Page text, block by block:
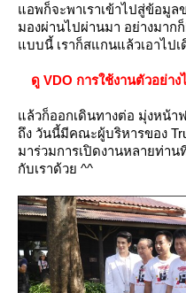
อพก็จะพาเราเข้าไปสู่ข้อมู
มองผ่านไปผ่านมา อย่างมาก
บบนี้ เราก็สแกนแล้วเอาไปเ
ดู VDO การใช้งานตัวอย่า
ล้วก็ออกเดินทางต่อ มุ่งหน้า
ถึง วันนี้มีคณะผู้บริหารของ
มาร่วมการเปิดงานหลายท่า
กับเราด้วย ^^